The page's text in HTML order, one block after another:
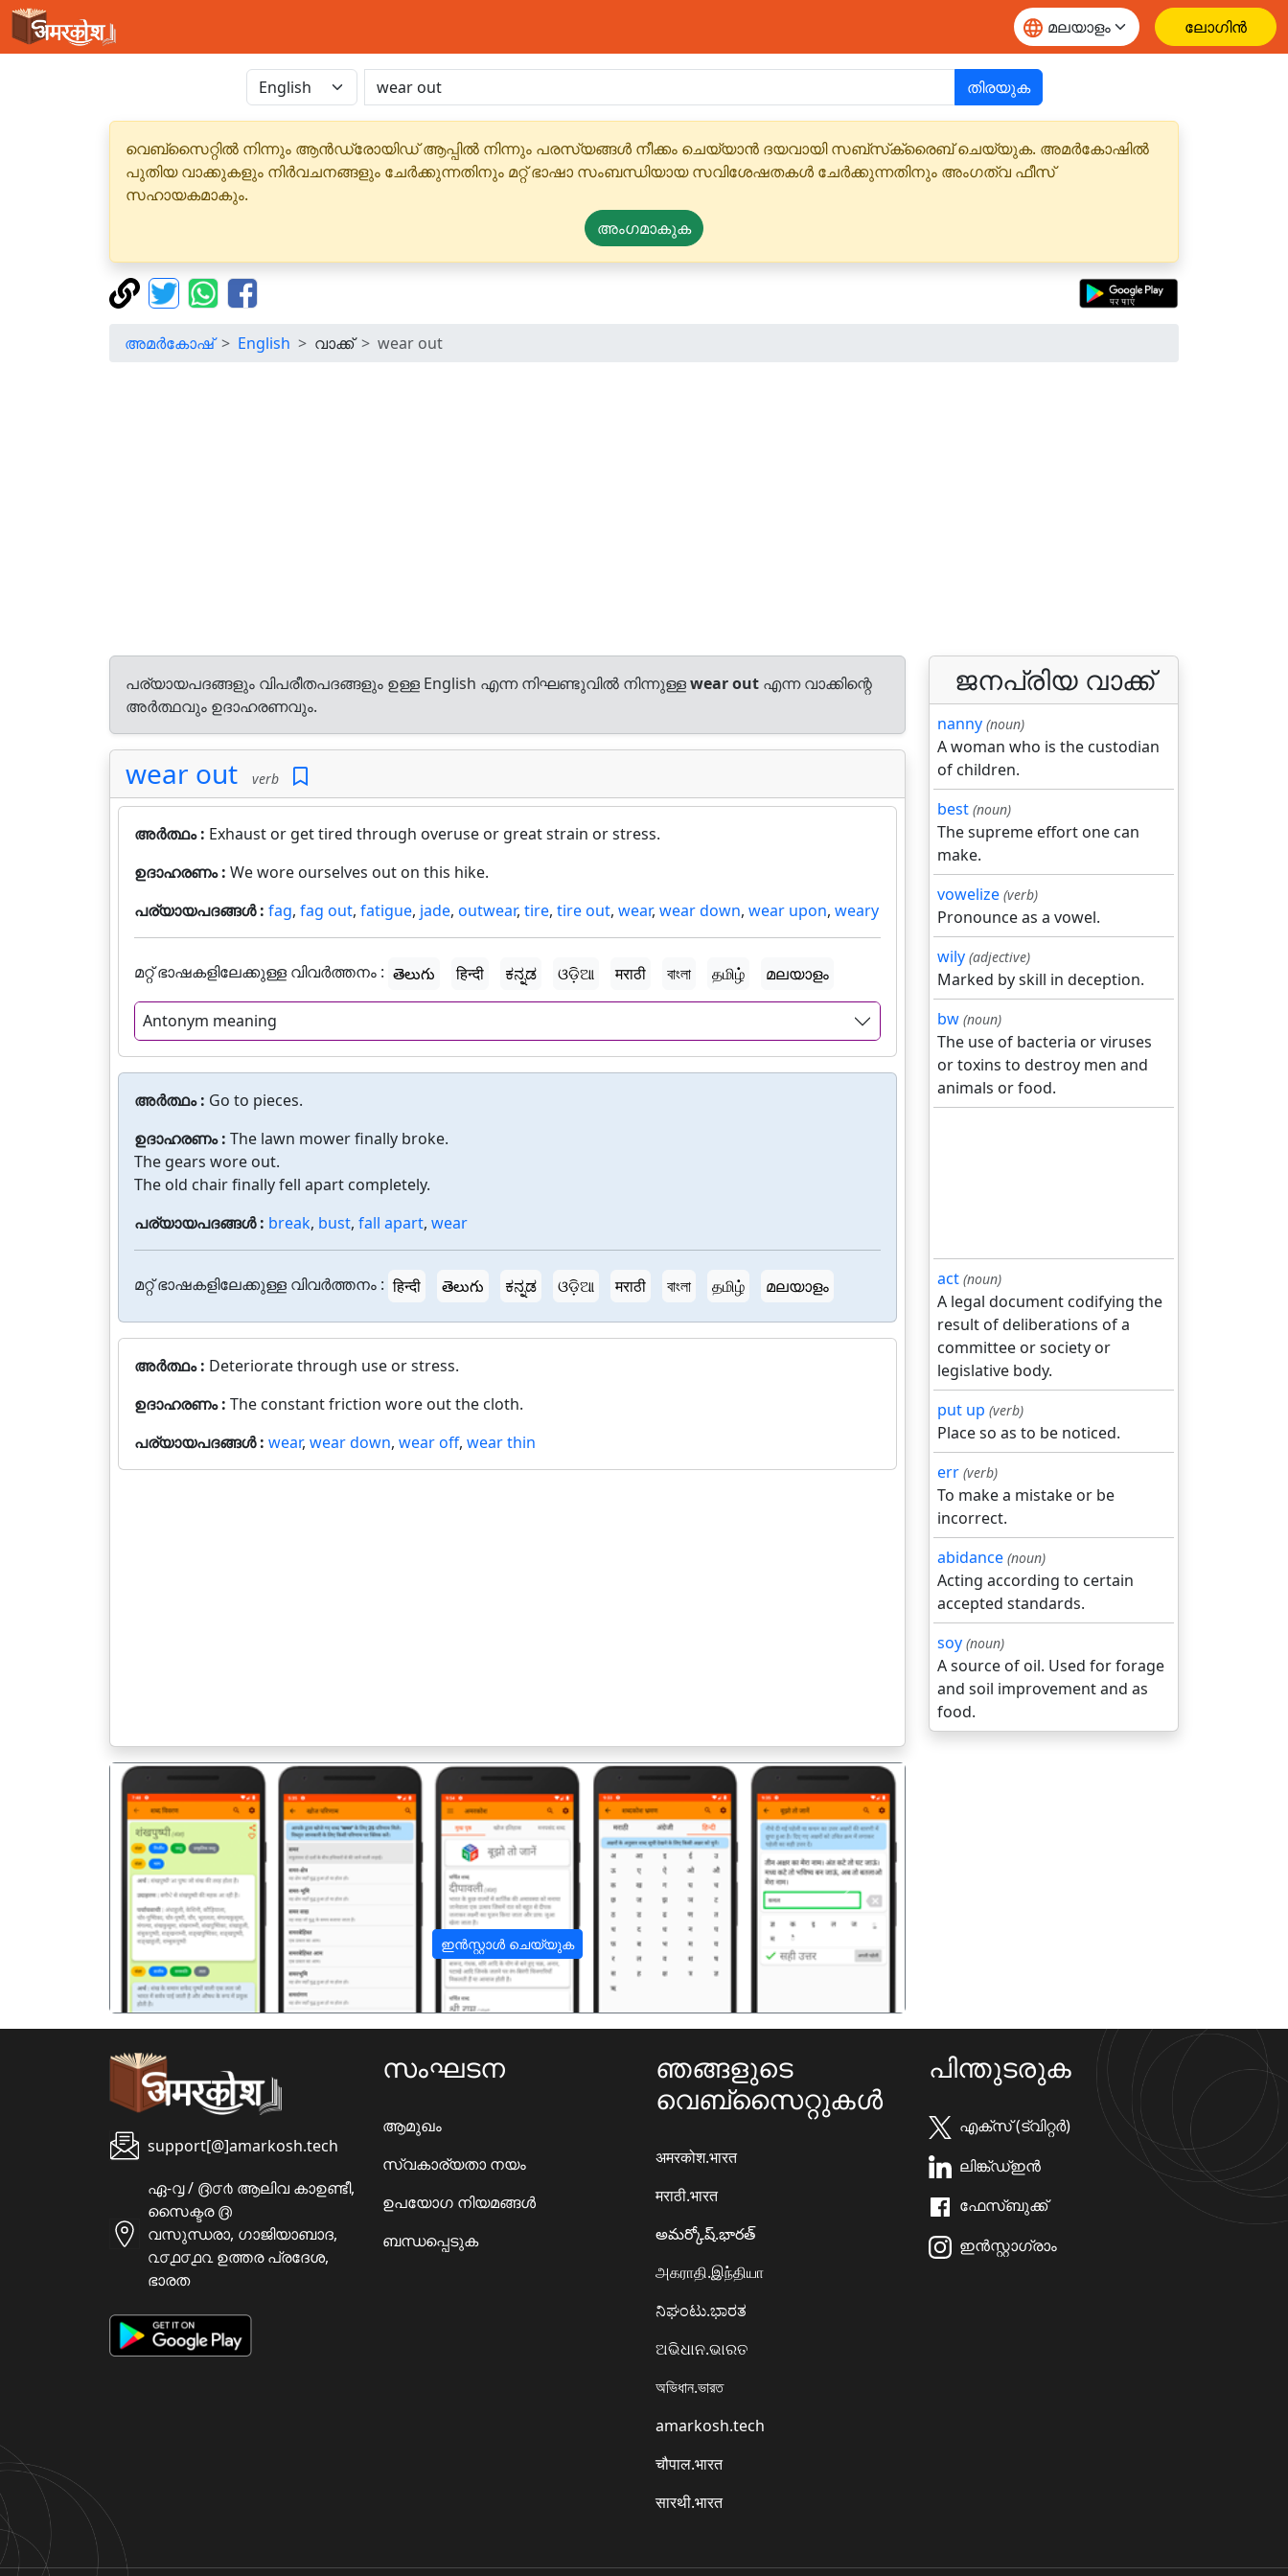
ലോഗിൻ
തിരയുക
വെബ്‌സൈറ്റിൽ നിന്നും ആൻഡ്രോയിഡ് ആപ്പിൽ നിന്നും പരസ്യങ്ങൾ നീക്കം ചെയ്യാൻ ദയവായി സബ്‌സ്‌ക്രൈബ് ചെയ്യുക. അമർകോഷിൽ
പുതിയ വാക്കുകളും നിർവചനങ്ങളും ചേർക്കുന്നതിനും മറ്റ് ഭാഷാ സംബന്ധിയായ സവിശേഷതകൾ ചേർക്കുന്നതിനും അംഗത്വ ഫീസ്
സഹായകമാകും.
അംഗമാകുക
അമർകോഷ് English വാക്ക് wear out
പര്യായപദങ്ങളും വിപരീതപദങ്ങളും ഉള്ള English എന്ന നിഘണ്ടുവിൽ നിന്നുള്ളwear out എന്ന വാക്കിന്റെ
അർത്ഥവും ഉദാഹരണവും.
wear out verb
അർത്ഥം : Exhaust or get tired through overuse or great strain or stress.
ഉദാഹരണം : We wore ourselves out on this hike.
പര്യായപദങ്ങൾ : fag, fag out, fatigue, jade, outwear, tire, tire out, wear, wear down, wear upon, weary
മറ്റ് ഭാഷകളിലേക്കുള്ള വിവർത്തനം : తెలుగు हिन्दी ಕನ್ನಡ ଓଡ଼ିଆ मराठी বাংলা தமிழ் മലയാളം
Antonym meaning
അർത്ഥം : Go to pieces.
ഉദാഹരണം : The lawn mower finally broke.
The gears wore out.
The old chair finally fell apart completely.
പര്യായപദങ്ങൾ : break, bust, fall apart, wear
മറ്റ് ഭാഷകളിലേക്കുള്ള വിവർത്തനം : हिन्दी తెలుగు ಕನ್ನಡ ଓଡ଼ିଆ मराठी বাংলা தமிழ் മലയാളം
അർത്ഥം : Deteriorate through use or stress.
ഉദാഹരണം : The constant friction wore out the cloth.
പര്യായപദങ്ങൾ : wear, wear down, wear off, wear thin
ഇൻസ്റ്റാൾ ചെയ്യുക
पिछला अगला
ജനപ്രിയ വാക്ക്
nanny (noun)
A woman who is the custodian
of children.
best (noun)
The supreme effort one can
make.
vowelize (verb)
Pronounce as a vowel.
wily (adjective)
Marked by skill in deception.
bw (noun)
The use of bacteria or viruses
or toxins to destroy men and
animals or food.
act (noun)
A legal document codifying the
result of deliberations of a
committee or society or
legislative body.
put up (verb)
Place so as to be noticed.
err (verb)
To make a mistake or be
incorrect.
abidance (noun)
Acting according to certain
accepted standards.
soy (noun)
A source of oil. Used for forage
and soil improvement and as
food.
support[@]amarkosh.tech
ഏ-൮ / ൫൦൪ ആലിവ കാഉണ്ടീ,
സൈക്ടര ൫
വസുന്ധരാ, ഗാജിയാബാദ,
൨൦൧൦൧൨ ഉത്തര പ്രദേശ,
ഭാരത
സംഘടന
ആമുഖം
സ്വകാര്യതാ നയം
ഉപയോഗ നിയമങ്ങൾ
ബന്ധപ്പെടുക
ഞങ്ങളുടെ
വെബ്സൈറ്റുകൾ
अमरकोश.भारत
मराठी.भारत
అమర్కోష్.భారత్
அகராதி.இந்தியா
ನಿಘಂಟು.ಭಾರತ
ଅଭିଧାନ.ଭାରତ
অভিধান.ভারত
amarkosh.tech
चौपाल.भारत
सारथी.भारत
പിന്തുടരുക
എക്സ് (ട്വിറ്റർ)
ലിങ്ക്ഡ്ഇൻ
ഫേസ്ബുക്ക്
ഇൻസ്റ്റാഗ്രാം